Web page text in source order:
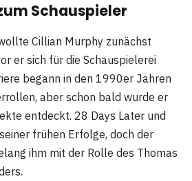
Schauspieler
Cillian Murphy zunächst
er sich für die Schauspielerei
begann in den 1990er Jahren
aber schon bald wurde er
entdeckt. 28 Days Later und
frühen Erfolge, doch der
ihm mit der Rolle des Thomas